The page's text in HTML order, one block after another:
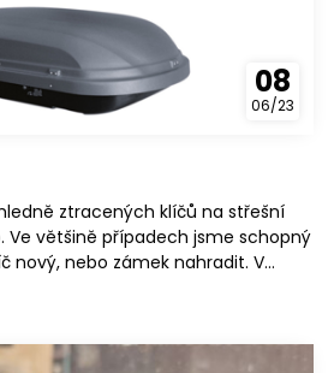
08
06/23
ztracených klíčů na střešní
Ve většině případech jsme schopný
nový, nebo zámek nahradit. V
počty elektrokol u Nás poptávají i